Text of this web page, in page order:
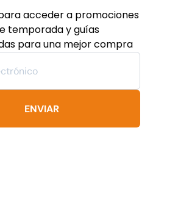
se
pueden
elegir
en
de
acceder a promociones
temporada y guías
para una mejor compra
ENVIAR